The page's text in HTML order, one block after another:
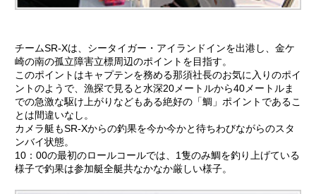
チームSR-Xは、シータイガー・アイランドインを出港し、金ケ
崎の南の孤立障害立標周辺のポイントを目指す。
このポイントはキャプテンを務める那須社長のお気に入りのポイ
ントのようで、漁探で見ると水深20メートルから40メートルま
での急激な駆け上がりなどもある絶好の「鯛」ポイントであるこ
とは間違いなし。
カメラ艇もSR-Xからの釣果を今か今かと待ちわびながらのスタ
ンバイ状態。
10：00の最初のロールコールでは、1隻のみ鯛を釣り上げている
様子で釣果は参加艇全艇共なかなか厳しい様子。